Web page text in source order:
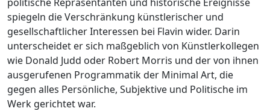
spiegeln die Verschränkung künstlerischer und
gesellschaftlicher Interessen bei Flavin wider. Darin
unterscheidet er sich maßgeblich von Künstlerkollegen
wie Donald Judd oder Robert Morris und der von ihnen
ausgerufenen Programmatik der Minimal Art, die
gegen alles Persönliche, Subjektive und Politische im
Werk gerichtet war.